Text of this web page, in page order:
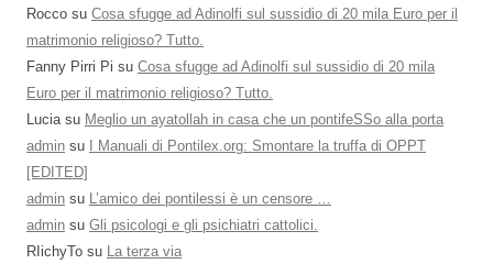
Rocco su Cosa sfugge ad Adinolfi sul sussidio di 20 mila Euro per il
matrimonio religioso? Tutto.
Fanny Pirri Pi su Cosa sfugge ad Adinolfi sul sussidio di 20 mila
Euro per il matrimonio religioso? Tutto.
Lucia su Meglio un ayatollah in casa che un pontifeSSo alla porta
admin su
I Manuali di Pontilex.org: Smontare la truffa di OPPT
[EDITED]
admin su
L’amico dei pontilessi è un censore …
admin su Gli psicologi e gli psichiatri cattolici.
RIichyTo su
La terza via